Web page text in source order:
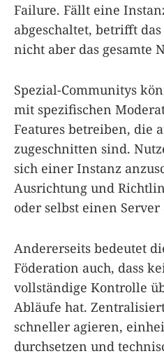
Failure. Fällt eine
abgeschaltet, betrifft
nicht aber das gesamte
Spezial-Communitys
mit spezifischen
Features betreiben, die
zugeschnitten sind.
sich einer Instanz
Ausrichtung und
oder selbst einen Server
Andererseits bedeutet
Föderation auch, dass
vollständige Kontrolle
Abläufe hat.
schneller agieren,
durchsetzen und